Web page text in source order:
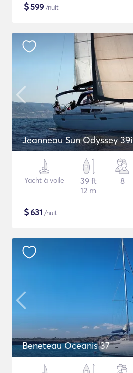
$599 /nuit
Jeanneau Sun Odyssey 39i
Yacht à voile
39 ft
12 m
8
$631 /nuit
Beneteau Oceanis 37